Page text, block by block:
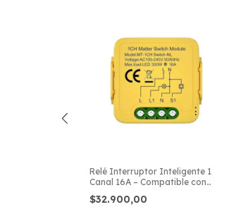
Relé Interruptor Inteligente 1
Canal 16A – Compatible con
Matter (WiFi 2.4GHz)
$32.900,00